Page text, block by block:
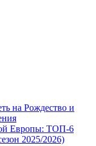
на Рождество и
Европы: ТОП-6
2025/2026)